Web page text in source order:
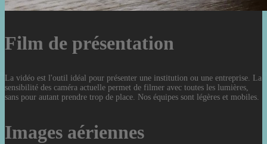
Film de présentation
La vidéo est l'outil idéal pour présenter une institution ou une entreprise. La
sensibilité des caméra actuelle permet de filmer avec toutes les lumières,
sans pour autant prendre trop de place. Nos équipes sont légères et mobiles.
Images aériennes